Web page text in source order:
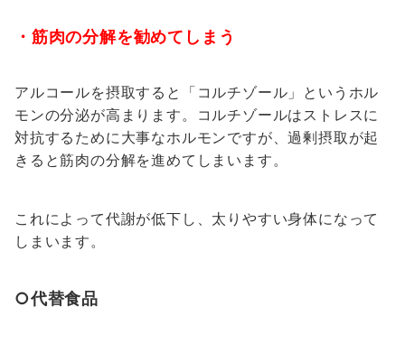
・筋肉の分解を勧めてしまう
アルコールを摂取すると「コルチゾール」というホル
モンの分泌が高まります。コルチゾールはストレスに
対抗するために大事なホルモンですが、過剰摂取が起
きると筋肉の分解を進めてしまいます。
これによって代謝が低下し、太りやすい身体になって
しまいます。
○代替食品